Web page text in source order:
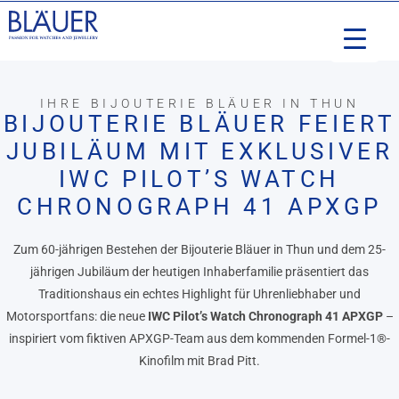
IHRE BIJOUTERIE BLÄUER IN THUN
BIJOUTERIE BLÄUER FEIERT
JUBILÄUM MIT EXKLUSIVER
IWC PILOT’S WATCH
CHRONOGRAPH 41 APXGP
Zum 60-jährigen Bestehen der Bijouterie Bläuer in Thun und dem 25-
jährigen Jubiläum der heutigen Inhaberfamilie präsentiert das
Traditionshaus ein echtes Highlight für Uhrenliebhaber und
Motorsportfans: die neue IWC Pilot’s Watch Chronograph 41 APXGP–
inspiriert vom fiktiven APXGP-Team aus dem kommenden Formel-1®-
Kinofilm mit Brad Pitt.